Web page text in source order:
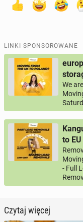
LINKI SPONSOROWANE
We
to EU
- Full
Czytaj więcej